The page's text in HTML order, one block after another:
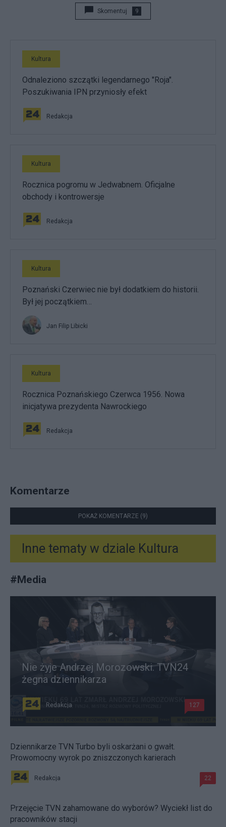
Skomentuj 9
Kultura
Odnaleziono szczątki legendarnego "Roja".
Poszukiwania IPN przyniosły efekt
Redakcja
Kultura
Rocznica pogromu w Jedwabnem. Oficjalne
obchody i kontrowersje
Redakcja
Kultura
Poznański Czerwiec nie był dodatkiem do historii.
Był jej początkiem…
Jan Filip Libicki
Kultura
Rocznica Poznańskiego Czerwca 1956. Nowa
inicjatywa prezydenta Nawrockiego
Redakcja
Komentarze
POKAŻ KOMENTARZE (9)
Inne tematy w dziale Kultura
#Media
Nie żyje Andrzej Morozowski. TVN24
żegna dziennikarza
Redakcja 127
Dziennikarze TVN Turbo byli oskarżani o gwałt.
Prowomocny wyrok po zniszczonych karierach
Redakcja 22
Przejęcie TVN zahamowane do wyborów? Wyciekł list do
pracowników stacji